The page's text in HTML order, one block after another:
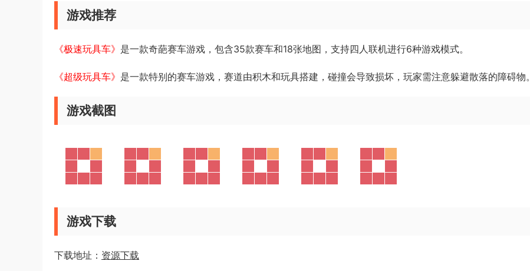
游戏推荐
《极速玩具车》 是一款奇葩赛车游戏，包含35款赛车和18张地图，支持四人联机进行6种游戏模式。
《超级玩具车》 是一款特别的赛车游戏，赛道由积木和玩具搭建，碰撞会导致损坏，玩家需注意躲避散落的障碍物。
游戏截图
游戏下载
下载地址： 资源下载